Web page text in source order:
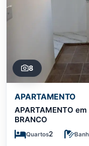
8
APARTAMENTO
APARTAMENTO em
BRANCO
Quartos2